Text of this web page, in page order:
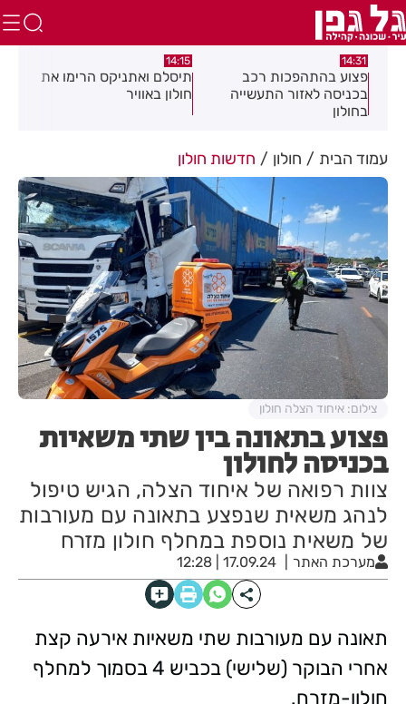
14:31
פצוע בהתהפכות רכב
בכניסה לאזור התעשייה
בחולון
14:15
תיסלם ואתניקס הרימו את
חולון באוויר
עמוד הבית חולון חדשות חולון
פצוע בתאונה בין שתי משאיות
בכניסה לחולון
צוות רפואה של איחוד הצלה, הגיש טיפול
לנהג משאית שנפצע בתאונה עם מעורבות
של משאית נוספת במחלף חולון מזרח
מערכת האתר 17.09.24 | 12:28
צילום: איחוד הצלה חולון
תאונה עם מעורבות שתי משאיות אירעה קצת
אחרי הבוקר (שלישי) בכביש 4 בסמוך למחלף
חולון-מזרח.